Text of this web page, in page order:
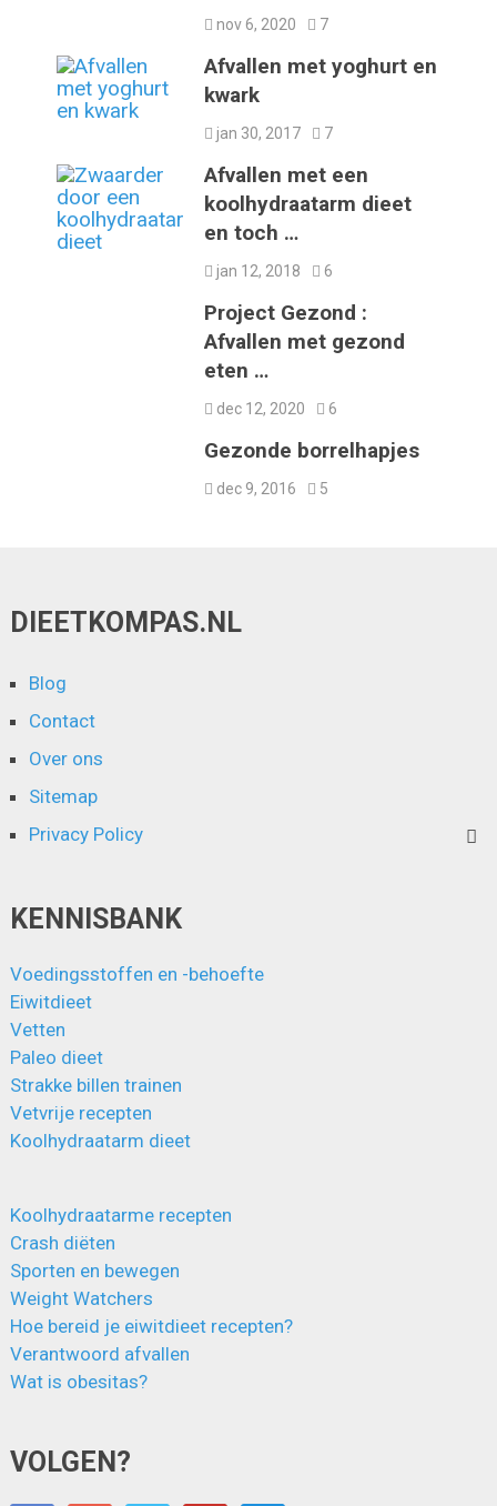
nov 6, 2020 7
Afvallen met yoghurt en
kwark
jan 30, 2017 7
Afvallen met een
koolhydraatarm dieet
en toch …
jan 12, 2018 6
Project Gezond :
Afvallen met gezond
eten …
dec 12, 2020 6
Gezonde borrelhapjes
dec 9, 2016 5
DIEETKOMPAS.NL
Blog
Contact
Over ons
Sitemap
Privacy Policy
KENNISBANK
Voedingsstoffen en -behoefte
Eiwitdieet
Vetten
Paleo dieet
Strakke billen trainen
Vetvrije recepten
Koolhydraatarm dieet
Koolhydraatarme recepten
Crash diëten
Sporten en bewegen
Weight Watchers
Hoe bereid je eiwitdieet recepten?
Verantwoord afvallen
Wat is obesitas?
VOLGEN?